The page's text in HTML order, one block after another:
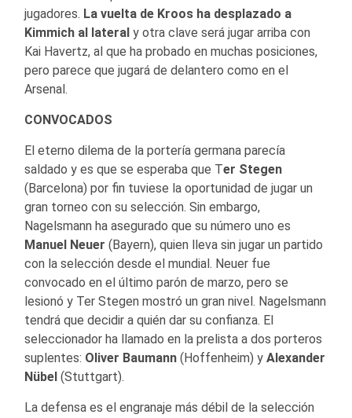
jugadores. La vuelta de Kroos ha desplazado a
Kimmich al lateral y otra clave será jugar arriba con
Kai Havertz, al que ha probado en muchas posiciones,
pero parece que jugará de delantero como en el
Arsenal.
CONVOCADOS
El eterno dilema de la portería germana parecía
saldado y es que se esperaba que Ter Stegen
(Barcelona) por fin tuviese la oportunidad de jugar un
gran torneo con su selección. Sin embargo,
Nagelsmann ha asegurado que su número uno es
Manuel Neuer (Bayern), quien lleva sin jugar un partido
con la selección desde el mundial. Neuer fue
convocado en el último parón de marzo, pero se
lesionó y Ter Stegen mostró un gran nivel. Nagelsmann
tendrá que decidir a quién dar su confianza. El
seleccionador ha llamado en la prelista a dos porteros
suplentes: Oliver Baumann (Hoffenheim) y Alexander
Nübel (Stuttgart).
La defensa es el engranaje más débil de la selección